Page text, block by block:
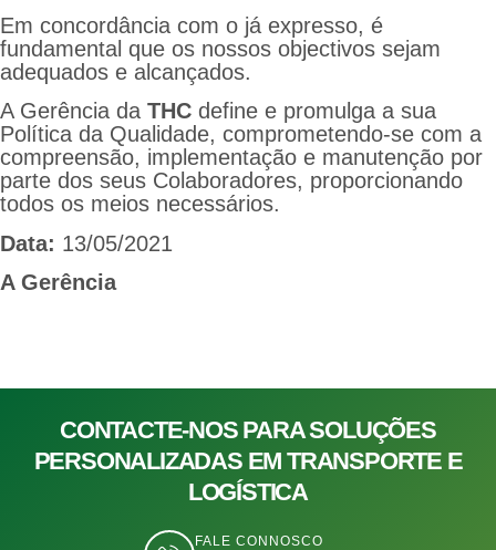
Em concordância com o já expresso, é
fundamental que os nossos objectivos sejam
adequados e alcançados.
A Gerência da THC define e promulga a sua
Política da Qualidade, comprometendo-se com a
compreensão, implementação e manutenção por
parte dos seus Colaboradores, proporcionando
todos os meios necessários.
Data: 13/05/2021
A Gerência
CONTACTE-NOS PARA SOLUÇÕES
PERSONALIZADAS EM TRANSPORTE E
LOGÍSTICA
FALE CONNOSCO